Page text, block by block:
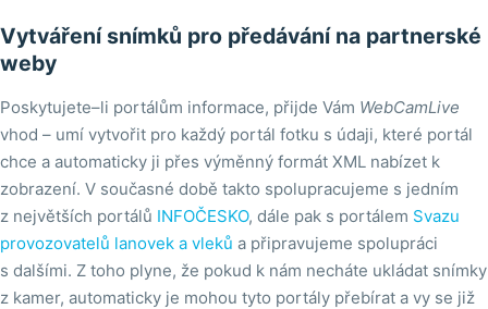
Vytváření snímků pro předávání na partnerské
weby
Poskytujete–li portálům informace, přijde Vám WebCamLive
vhod – umí vytvořit pro každý portál fotku s údaji, které portál
chce a automaticky ji přes výměnný formát XML nabízet k
zobrazení. V současné době takto spolupracujeme s jedním
z největších portálů INFOČESKO, dále pak s portálem Svazu
provozovatelů lanovek a vleků a připravujeme spolupráci
s dalšími. Z toho plyne, že pokud k nám necháte ukládat snímky
z kamer, automaticky je mohou tyto portály přebírat a vy se již